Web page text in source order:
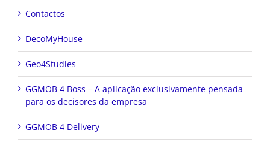
Contactos
DecoMyHouse
Geo4Studies
GGMOB 4 Boss – A aplicação exclusivamente pensada
para os decisores da empresa
GGMOB 4 Delivery